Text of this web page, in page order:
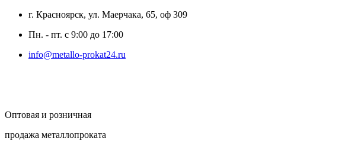
г. Красноярск, ул. Маерчака, 65, оф 309
Пн. - пт. с 9:00 до 17:00
info@metallo-prokat24.ru
Оптовая и розничная
продажа металлопроката